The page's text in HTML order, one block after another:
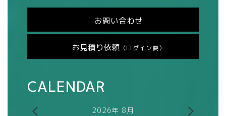
お問い合わせ
お見積り依頼 （ログイン要）
CALENDAR
2026年 8月